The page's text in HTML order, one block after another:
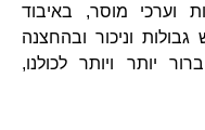
וערכי מוסר, באיבוד
וניכור ובהחצנה
יותר ויותר לכולנו,